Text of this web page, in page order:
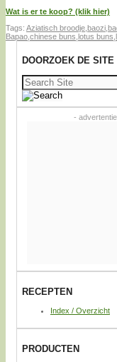
Wat is er te koop? (klik hier)
Tags: Aziatisch broodje baozi
Bapao chinese buns lotus buns
DOORZOEK DE SITE
Zoeken
naar:
-
RECEPTEN
Index / Overzicht
PRODUCTEN